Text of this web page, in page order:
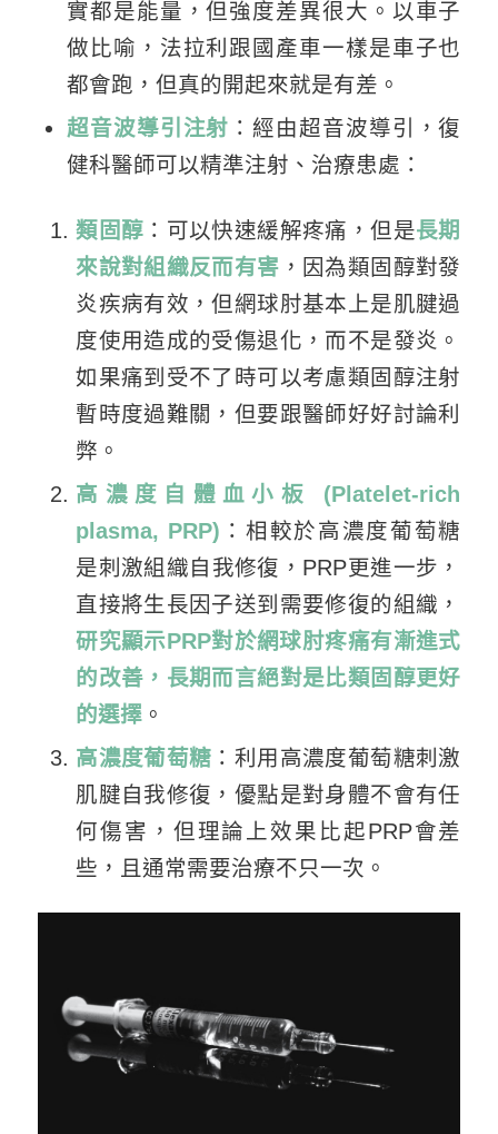
實都是能量，但強度差異很大。以車子
做比喻，法拉利跟國產車一樣是車子也
都會跑，但真的開起來就是有差。
超音波導引注射 ：經由超音波導引，復
健科醫師可以精準注射、治療患處：
類固醇 ：可以快速緩解疼痛，但是長期
來說對組織反而有害 ，因為類固醇對發
炎疾病有效，但網球肘基本上是肌腱過
度使用造成的受傷退化，而不是發炎。
如果痛到受不了時可以考慮類固醇注射
暫時度過難關，但要跟醫師好好討論利
弊。
高濃度自體血小板 (Platelet-rich
plasma, PRP) ：相較於高濃度葡萄糖
是刺激組織自我修復，PRP更進一步，
直接將生長因子送到需要修復的組織，
研究顯示PRP對於網球肘疼痛有漸進式
的改善，長期而言絕對是比類固醇更好
的選擇 。
高濃度葡萄糖 ：利用高濃度葡萄糖刺激
肌腱自我修復，優點是對身體不會有任
何傷害，但理論上效果比起PRP會差
些，且通常需要治療不只一次。